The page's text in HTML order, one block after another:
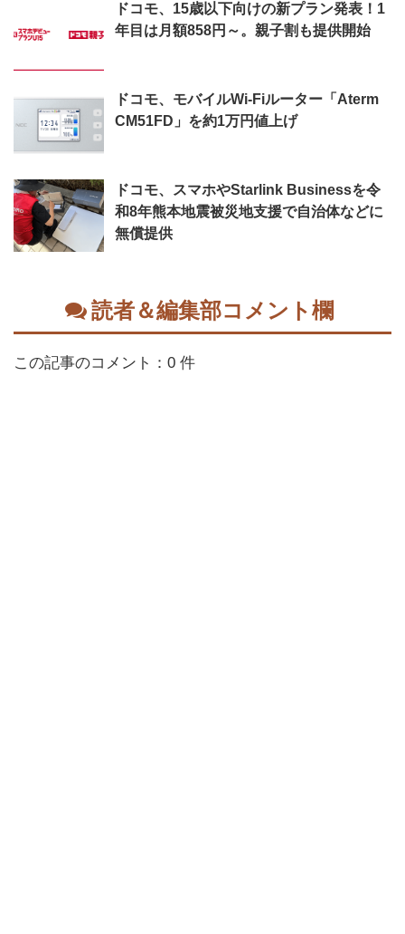
ドコモ、15歳以下向けの新プラン発表！1
年目は月額858円～。親子割も提供開始
ドコモ、モバイルWi-Fiルーター「Aterm
CM51FD」を約1万円値上げ
ドコモ、スマホやStarlink Businessを令
和8年熊本地震被災地支援で自治体などに
無償提供
読者＆編集部コメント欄
この記事のコメント：0 件